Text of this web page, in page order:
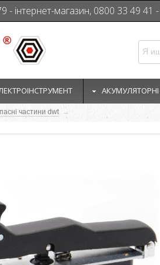
- інтернет-магазин, 0800 33 49 41
частини dwt →